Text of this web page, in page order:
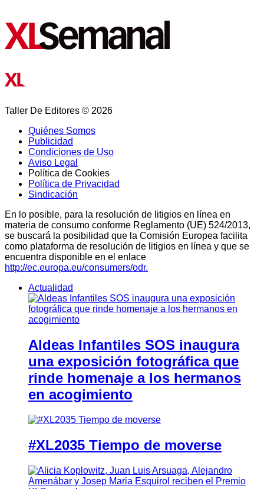
Taller De Editores © 2026
Quiénes Somos
Publicidad
Condiciones de Uso
Aviso Legal
Política de Cookies
Política de Privacidad
Sindicación
En lo posible, para la resolución de litigios en línea en
materia de consumo conforme Reglamento (UE) 524/2013,
se buscará la posibilidad que la Comisión Europea facilita
como plataforma de resolución de litigios en línea y que se
encuentra disponible en el enlace
http://ec.europa.eu/consumers/odr.
Actualidad
Aldeas Infantiles SOS inaugura
una exposición fotográfica que
rinde homenaje a los hermanos
en acogimiento
#XL2035 Tiempo de moverse